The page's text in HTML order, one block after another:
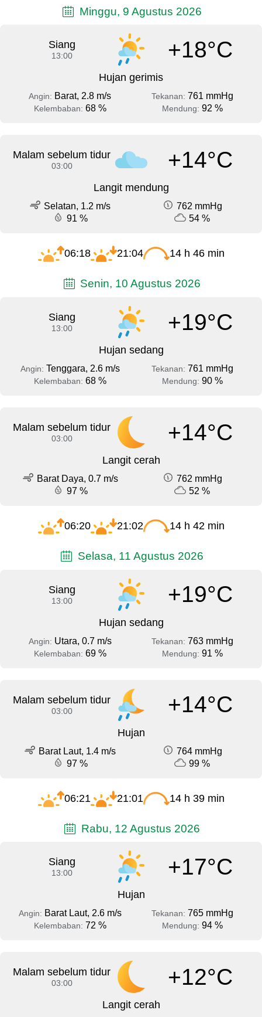
Minggu, 9 Agustus 2026
Siang
13:00 +18°C
Hujan gerimis
Angin: Barat, 2.8 m/s Tekanan: 761 mmHg
Kelembaban: 68 % Mendung: 92 %
Malam sebelum tidur
03:00 +14°C
Langit mendung
Selatan, 1.2 m/s
762 mmHg
91 %
54 %
06:18 21:04 14 h 46 min
Senin, 10 Agustus 2026
Siang
13:00 +19°C
Hujan sedang
Angin: Tenggara, 2.6 m/s Tekanan: 761 mmHg
Kelembaban: 68 % Mendung: 90 %
Malam sebelum tidur
03:00 +14°C
Langit cerah
Barat Daya, 0.7 m/s
762 mmHg
97 %
52 %
06:20 21:02 14 h 42 min
Selasa, 11 Agustus 2026
Siang
13:00 +19°C
Hujan sedang
Angin: Utara, 0.7 m/s Tekanan: 763 mmHg
Kelembaban: 69 % Mendung: 91 %
Malam sebelum tidur
03:00 +14°C
Hujan
Barat Laut, 1.4 m/s
764 mmHg
97 %
99 %
06:21 21:01 14 h 39 min
Rabu, 12 Agustus 2026
Siang
13:00 +17°C
Hujan
Angin: Barat Laut, 2.6 m/s Tekanan: 765 mmHg
Kelembaban: 72 % Mendung: 94 %
Malam sebelum tidur
03:00 +12°C
Langit cerah